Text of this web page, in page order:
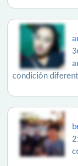
condición